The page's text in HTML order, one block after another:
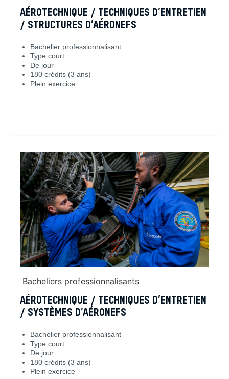
AÉROTECHNIQUE / TECHNIQUES D’ENTRETIEN
/ STRUCTURES D’AÉRONEFS
Bachelier professionnalisant
Type court
De jour
180 crédits (3 ans)
Plein exercice
Bacheliers professionnalisants
AÉROTECHNIQUE / TECHNIQUES D’ENTRETIEN
/ SYSTÈMES D’AÉRONEFS
Bachelier professionnalisant
Type court
De jour
180 crédits (3 ans)
Plein exercice